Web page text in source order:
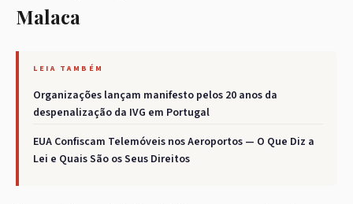
Malaca
LEIA TAMBÉM
Organizações lançam manifesto pelos 20 anos da
despenalização da IVG em Portugal
EUA Confiscam Telemóveis nos Aeroportos — O Que Diz a
Lei e Quais São os Seus Direitos